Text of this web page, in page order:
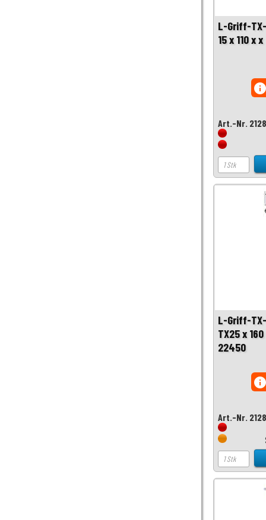
L-Griff-
15 x 110 x
Art.-Nr.
L-Griff-
TX25 x
22450
Art.-Nr.